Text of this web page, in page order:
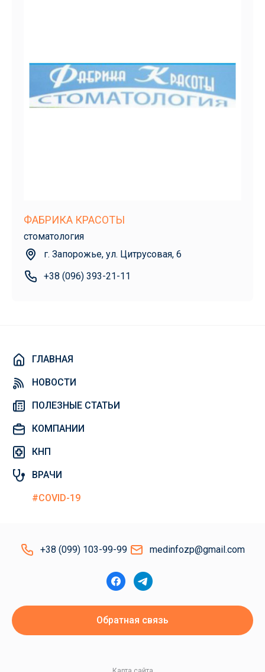
ФАБРИКА КРАСОТЫ
стоматология
г. Запорожье, ул. Цитрусовая, 6
+38 (096) 393-21-11
ГЛАВНАЯ
НОВОСТИ
ПОЛЕЗНЫЕ СТАТЬИ
КОМПАНИИ
КНП
ВРАЧИ
#COVID-19
+38 (099) 103-99-99 medinfozp@gmail.com
Обратная связь